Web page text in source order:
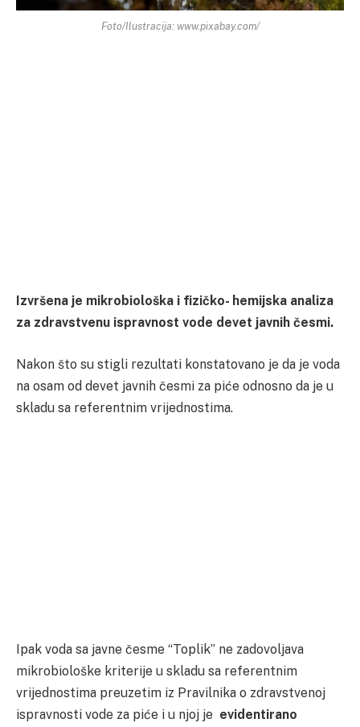
Foto/Ilustracija: www.pixabay.com/
Izvršena je mikrobiološka i fizičko- hemijska analiza
za zdravstvenu ispravnost vode devet javnih česmi.
Nakon što su stigli rezultati konstatovano je da je voda
na osam od devet javnih česmi za piće odnosno da je u
skladu sa referentnim vrijednostima.
Ipak voda sa javne česme “Toplik” ne zadovoljava
mikrobiološke kriterije u skladu sa referentnim
vrijednostima preuzetim iz Pravilnika o zdravstvenoj
ispravnosti vode za piće i u njoj je evidentirano